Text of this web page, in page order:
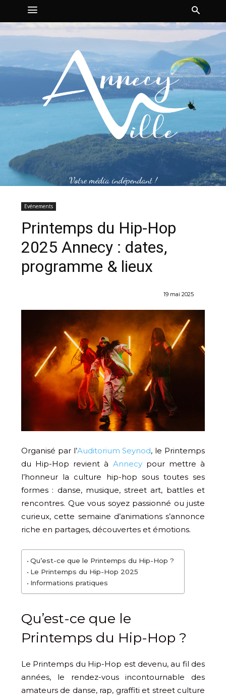
Votre média indépendant !
Evénements
Printemps du Hip-Hop
2025 Annecy : dates,
programme & lieux
19 mai 2025
Organisé par l’Auditorium Seynod, le Printemps
du Hip-Hop revient à Annecypour mettre à
l’honneur la culture hip-hop sous toutes ses
formes : danse, musique, street art, battles et
rencontres. Que vous soyez passionné ou juste
curieux, cette semaine d’animations s’annonce
riche en partages, découvertes et émotions.
Qu’est-ce que le Printemps du Hip-Hop ?
Le Printemps du Hip-Hop 2025
Informations pratiques
Qu’est-ce que le
Printemps du Hip-Hop ?
Le Printemps du Hip-Hop est devenu, au fil des
années, le rendez-vous incontournable des
amateurs de danse, rap, graffiti et street culture